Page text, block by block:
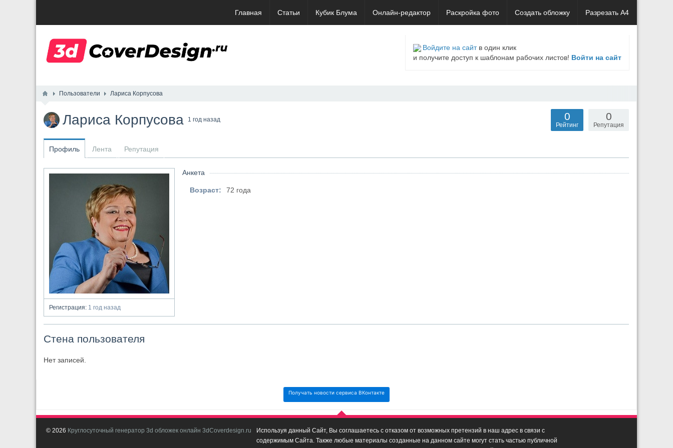
Главная Статьи Кубик Блума Онлайн-редактор Раскройка фото Создать обложку Разрезать А4
Войдите на сайтв один клик
и получите доступ к шаблонам рабочих листов! Войти на сайт
Пользователи Лариса Корпусова
Лариса Корпусова 1 год назад 0
Репутация
0
Рейтинг
Профиль Лента Репутация
Регистрация: 1 год назад
Анкета
Возраст: 72 года
Стена пользователя
Нет записей.
Получать новости сервиса ВКонтакте
© 2026 Круглосуточный генератор 3d обложек онлайн 3dCoverdesign.ru
Используя данный Сайт, Вы соглашаетесь с отказом от возможных претензий в наш адрес в связи с
содержимым Сайта. Также любые материалы созданные на данном сайте могут стать частью публичной